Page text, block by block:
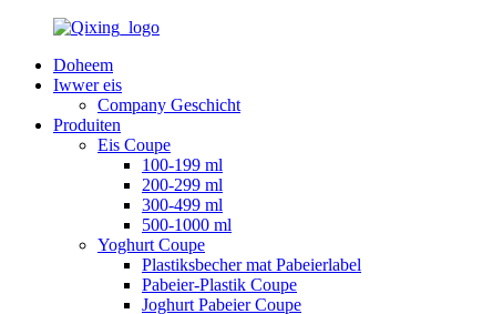
Doheem
Iwwer eis
Company Geschicht
Produiten
Eis Coupe
100-199 ml
200-299 ml
300-499 ml
500-1000 ml
Yoghurt Coupe
Plastiksbecher mat Pabeierlabel
Pabeier-Plastik Coupe
Joghurt Pabeier Coupe